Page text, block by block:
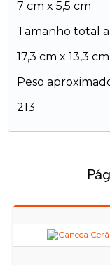
7 cm x 5,5 cm
Tamanho total
17,3 cm x 13,3 cm
Peso
213